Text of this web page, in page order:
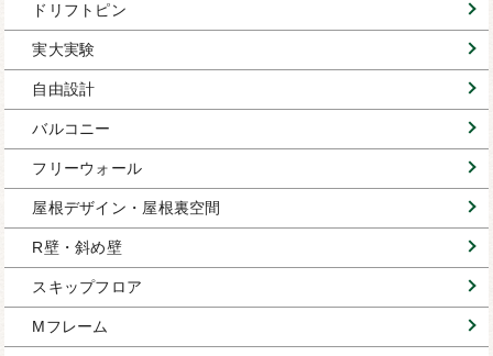
ドリフトピン
実大実験
自由設計
バルコニー
フリーウォール
屋根デザイン・屋根裏空間
R壁・斜め壁
スキップフロア
Mフレーム